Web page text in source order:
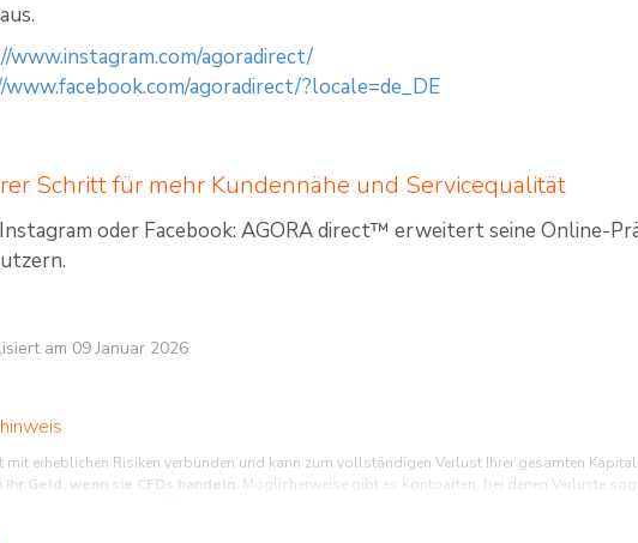
www.instagram.com/agoradirect/
agoradirect/?locale=de_DE
Schritt für mehr Kundennähe und Servicequalität
oder Facebook: AGORA direct™ erweitert seine Online-
am 09 Januar 2026
mit erheblichen Risiken verbunden und kann zum vollständigen Verlust Ihrer gesamten
Geld, wenn sie CFDs handeln. Möglicherweise gibt es Kontoarten, bei denen Verluste